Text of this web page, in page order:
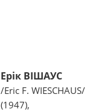
Ерік ВІШАУС
/Erіc F. WІESCHAUS/
(1947),